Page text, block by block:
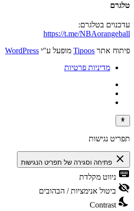
טלגרם
עדכנוים בטלגרם:
https://t.me/NBAorangeball
פיתוח אתר Tipoos מופעל ע"י WordPress
מדיניות פרטיות
תפריט נגישות
close פתיחה וסגירה של תפריט הנגישות
keyboard ניווט מקלדת
visibility_off ביטול אנימציות / הבהובים
nights_stay
Contrast